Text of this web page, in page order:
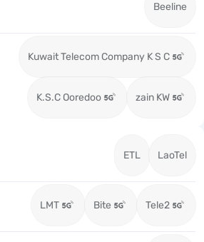
Beeline
Kuwait Telecom Company K S C
K.S.C Ooredoo zain KW
ETL LaoTel
LMT Bite Tele2